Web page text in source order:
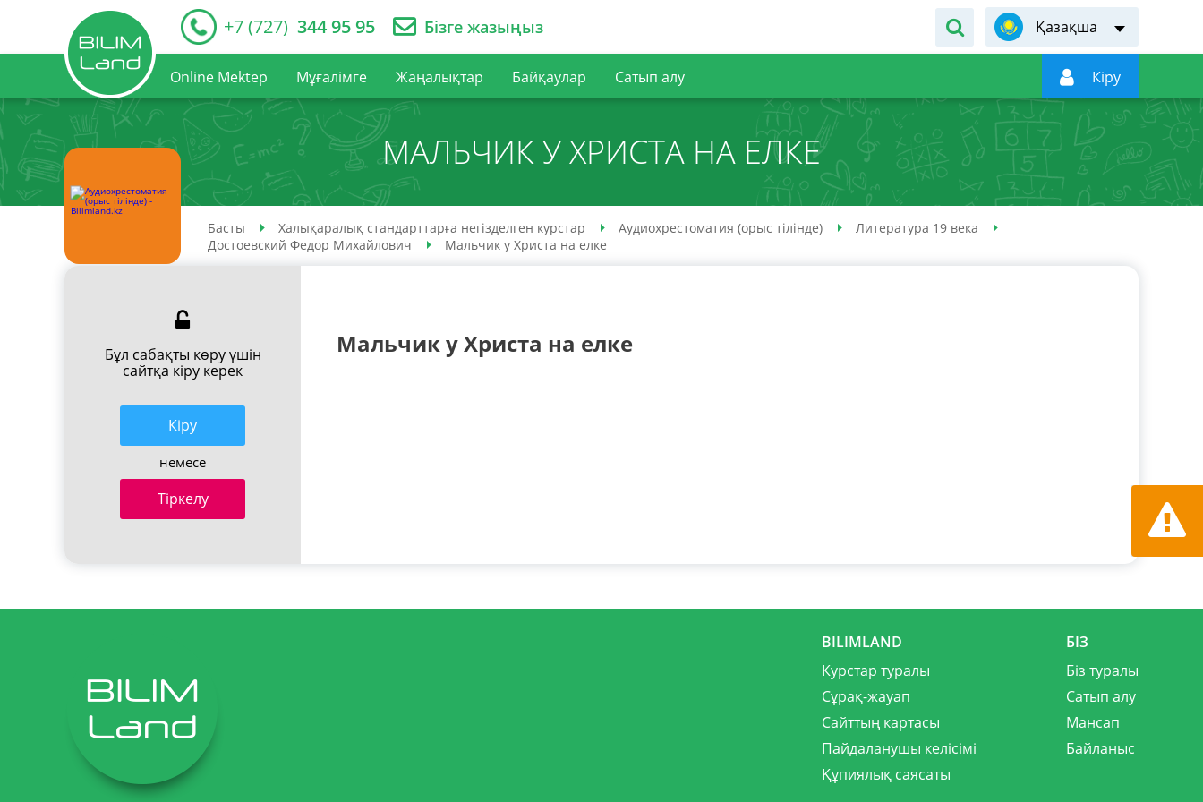
+7 (727) 344 95 95 Бізге жазыңыз Қазақша
Online Mektep Мұғалімге Жаңалықтар Байқаулар Сатып алу  Кiру
МАЛЬЧИК У ХРИСТА НА ЕЛКЕ
Басты Халықаралық стандарттарға негізделген курстар Аудио­хрестоматия (орыс тілінде)
Литература 19 века
Достоевский Федор Михайлович
Мальчик у Христа на елке
Бұл сабақты көру үшін
сайтқа кіру керек
Кiру
немесе
Тіркелу
Мальчик у Христа на елке
Қате
BILIMLAND
Курстар туралы
Сұрақ-жауап
Сайттың картасы
Пайдаланушы келісімі
Құпиялық саясаты
БІЗ
Біз туралы
Сатып алу
Мансап
Байланыс